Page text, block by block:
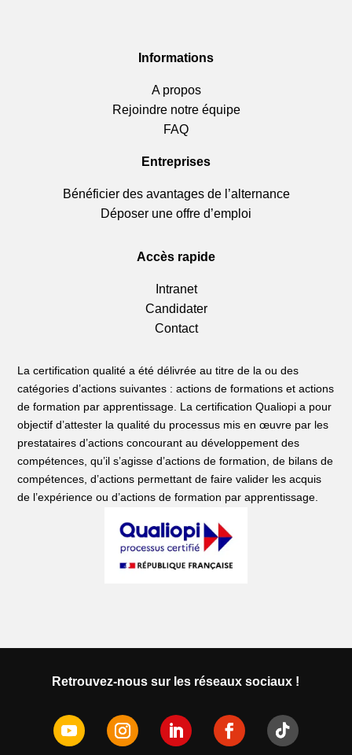
Informations
A propos
Rejoindre notre équipe
FAQ
Entreprises
Bénéficier des avantages de l’alternance
Déposer une offre d’emploi
Accès rapide
Intranet
Candidater
Contact
La certification qualité a été délivrée au titre de la ou des
catégories d’actions suivantes : actions de formations et actions
de formation par apprentissage. La certification Qualiopi a pour
objectif d’attester la qualité du processus mis en œuvre par les
prestataires d’actions concourant au développement des
compétences, qu’il s’agisse d’actions de formation, de bilans de
compétences, d’actions permettant de faire valider les acquis
de l’expérience ou d’actions de formation par apprentissage.
Retrouvez-nous sur les réseaux sociaux !